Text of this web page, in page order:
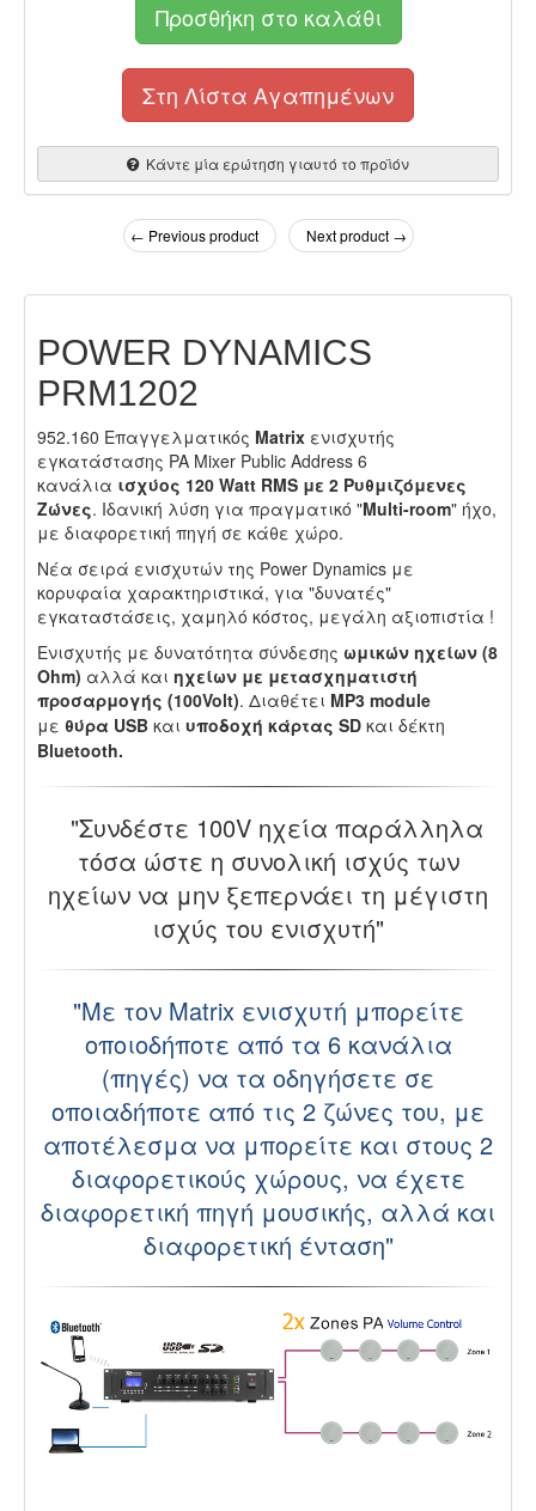
Προσθήκη στο καλάθι
Στη Λίστα Αγαπημένων
Κάντε μία ερώτηση γιαυτό το προϊόν
← Previous product Next product →
POWER DYNAMICS
PRM1202
952.160 Επαγγελματικός Matrix ενισχυτής
εγκατάστασης PA Mixer Public Address 6
κανάλια ισχύος 120 Watt RMS με 2 Ρυθμιζόμενες
Ζώνες. Ιδανική λύση για πραγματικό "Multi-room" ήχο,
με διαφορετική πηγή σε κάθε χώρο.
Νέα σειρά ενισχυτών της Power Dynamics με
κορυφαία χαρακτηριστικά, για "δυνατές"
εγκαταστάσεις, χαμηλό κόστος, μεγάλη αξιοπιστία !
Ενισχυτής με δυνατότητα σύνδεσης ωμικών ηχείων (8
Ohm) αλλά και ηχείων με μετασχηματιστή
προσαρμογής (100Volt). Διαθέτει MP3 module
με θύρα USB και υποδοχή κάρτας SD και δέκτη
Bluetooth.
"Συνδέστε 100V ηχεία παράλληλα
τόσα ώστε η συνολική ισχύς των
ηχείων να μην ξεπερνάει τη μέγιστη
ισχύς του ενισχυτή"
"Με τον Matrix ενισχυτή μπορείτε
οποιοδήποτε από τα 6 κανάλια
(πηγές) να τα οδηγήσετε σε
οποιαδήποτε από τις 2 ζώνες του, με
αποτέλεσμα να μπορείτε και στους 2
διαφορετικούς χώρους, να έχετε
διαφορετική πηγή μουσικής, αλλά και
διαφορετική ένταση"